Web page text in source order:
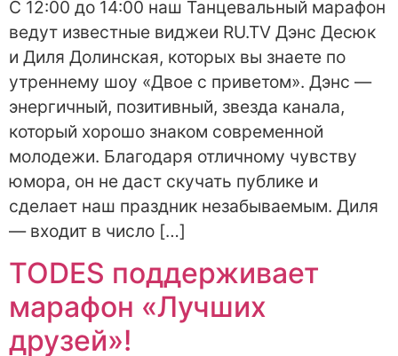
С 12:00 до 14:00 наш Танцевальный марафон
ведут известные виджеи RU.TV Дэнс Десюк
и Диля Долинская, которых вы знаете по
утреннему шоу «Двое с приветом». Дэнс —
энергичный, позитивный, звезда канала,
который хорошо знаком современной
молодежи. Благодаря отличному чувству
юмора, он не даст скучать публике и
сделает наш праздник незабываемым. Диля
— входит в число […]
TODES поддерживает
марафон «Лучших
друзей»!